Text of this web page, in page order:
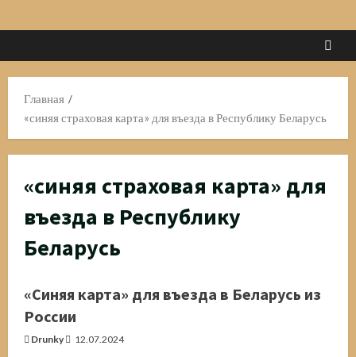
Главная
«синяя страховая карта» для въезда в Республику Беларусь
«синяя страховая карта» для
въезда в Республику
Беларусь
«Синяя карта» для въезда в Беларусь из
России
Drunky 12.07.2024